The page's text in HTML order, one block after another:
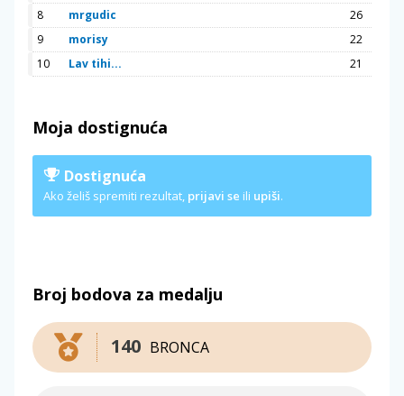
8
mrgudic
26
9
morisy
22
10
Lav tihi... 21
Moja dostignuća
Dostignuća
Ako želiš spremiti rezultat, prijavi se ili upiši.
Broj bodova za medalju
BRONCA
140